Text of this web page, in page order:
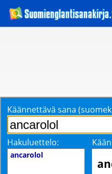
Käännettävä sana
Hakuluettelo:
ancarolol